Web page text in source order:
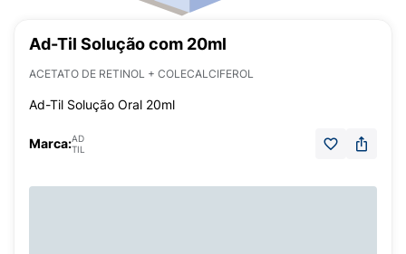
Ad-Til Solução com 20ml
ACETATO DE RETINOL + COLECALCIFEROL
Ad-Til Solução Oral 20ml
Marca:AD
TIL